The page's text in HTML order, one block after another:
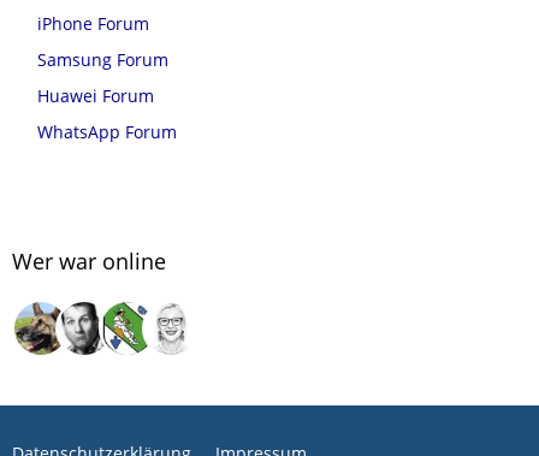
iPhone Forum
Samsung Forum
Huawei Forum
WhatsApp Forum
Wer war online